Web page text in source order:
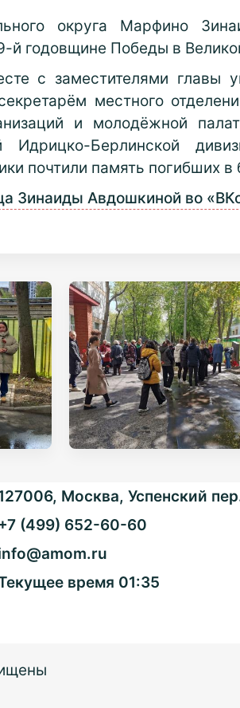
округа Марфино
й годовщине Победы в
с заместителями главы
местного
и молодёжной
Идрицко-Берлинской
почтили память погибших
Зинаиды Авдошкиной во
Москва, Успенский
(499) 652-60-60
время 01:35